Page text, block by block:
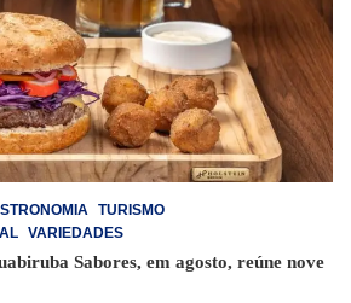
TURISMO
VARIEDADES
Sabores, em agosto, reúne nove